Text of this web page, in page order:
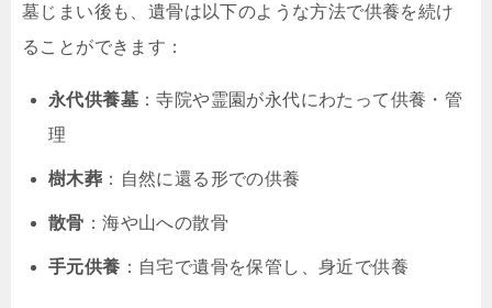
墓じまい後も、遺骨は以下のような方法で供養を続け
ることができます：
永代供養墓 ：寺院や霊園が永代にわたって供養・管
理
樹木葬 ：自然に還る形での供養
散骨 ：海や山への散骨
手元供養 ：自宅で遺骨を保管し、身近で供養